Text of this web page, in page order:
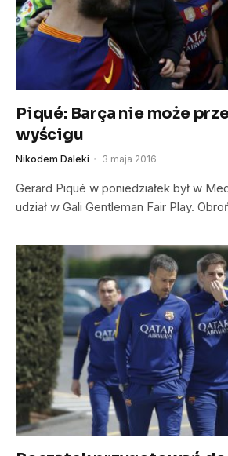
Piqué: Barça nie może
wyścigu
Nikodem Daleki 3 maja 2016
Gerard Piqué w poniedziałek był w
udział w Gali Gentleman Fair Play.